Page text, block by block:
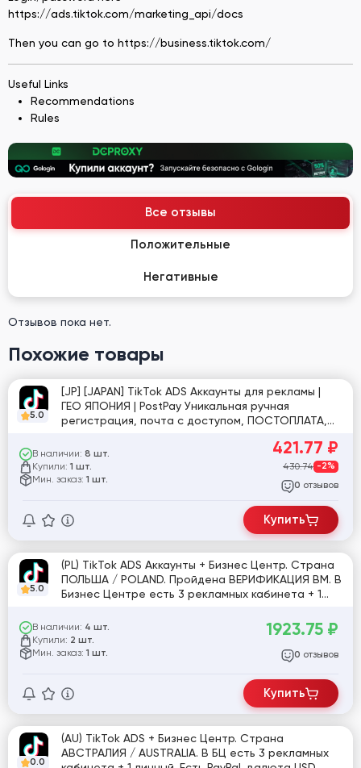
https://ads.tiktok.com/marketing_api/docs
Then you can go to https://business.tiktok.com/
Useful Links
Recommendations
Rules
Все отзывы
Положительные
Негативные
Отзывов пока нет.
Похожие товары
5.0
[JP] [JAPAN] TikTok ADS Аккаунты для рекламы |
ГЕО ЯПОНИЯ | PostPay Уникальная ручная
регистрация, почта с доступом, ПОСТОПЛАТА,
В наличии: 8 шт.
Купили: 1 шт.
Мин. заказ: 1 шт.
421.77 ₽
430.74 -2%
0 отзывов
Купить
5.0
(PL) TikTok ADS Аккаунты + Бизнес Центр. Страна
ПОЛЬША / POLAND. Пройдена ВЕРИФИКАЦИЯ ВМ. В
Бизнес Центре есть 3 рекламных кабинета + 1
почта с доступом. “Максимальный траст”
В наличии: 4 шт.
Купили: 2 шт.
Мин. заказ: 1 шт.
1923.75 ₽
0 отзывов
Купить
0.0
(AU) TikTok ADS + Бизнес Центр. Страна
АВСТРАЛИЯ / AUSTRALIA. В БЦ есть 3 рекламных